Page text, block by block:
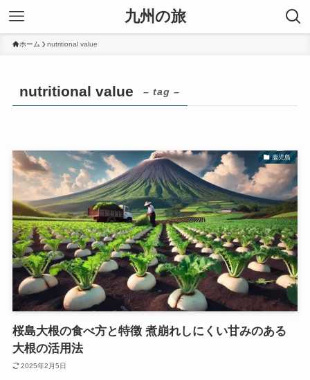
九州の旅
ホーム nutritional value
nutritional value – tag –
鹿児島
桜島大根の食べ方と特徴 煮崩れしにくい甘みのある
大根の活用法
2025年2月5日